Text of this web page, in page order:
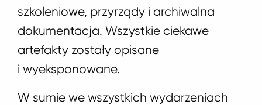
szkoleniowe, przyrządy i archiwalna
dokumentacja. Wszystkie ciekawe
artefakty zostały opisane
i wyeksponowane.
W sumie we wszystkich wydarzeniach